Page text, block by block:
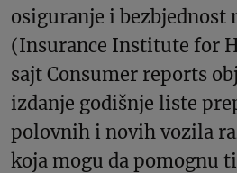
osiguranje i bezbjednost
(Insurance Institute for
sajt Consumer reports
izdanje godišnje liste
polovnih i novih vozila
koja mogu da pomognu